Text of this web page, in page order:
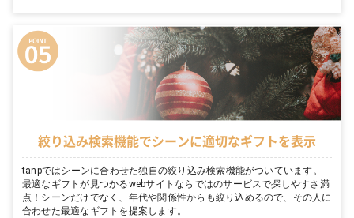
絞り込み検索機能でシーンに適切なギフトを表示
tanpではシーンに合わせた独自の絞り込み検索機能がついています。
最適なギフトが見つかるwebサイトならではのサービスで探しやすさ満
点！シーンだけでなく、年代や関係性からも絞り込めるので、その人に
合わせた最適なギフトを提案します。